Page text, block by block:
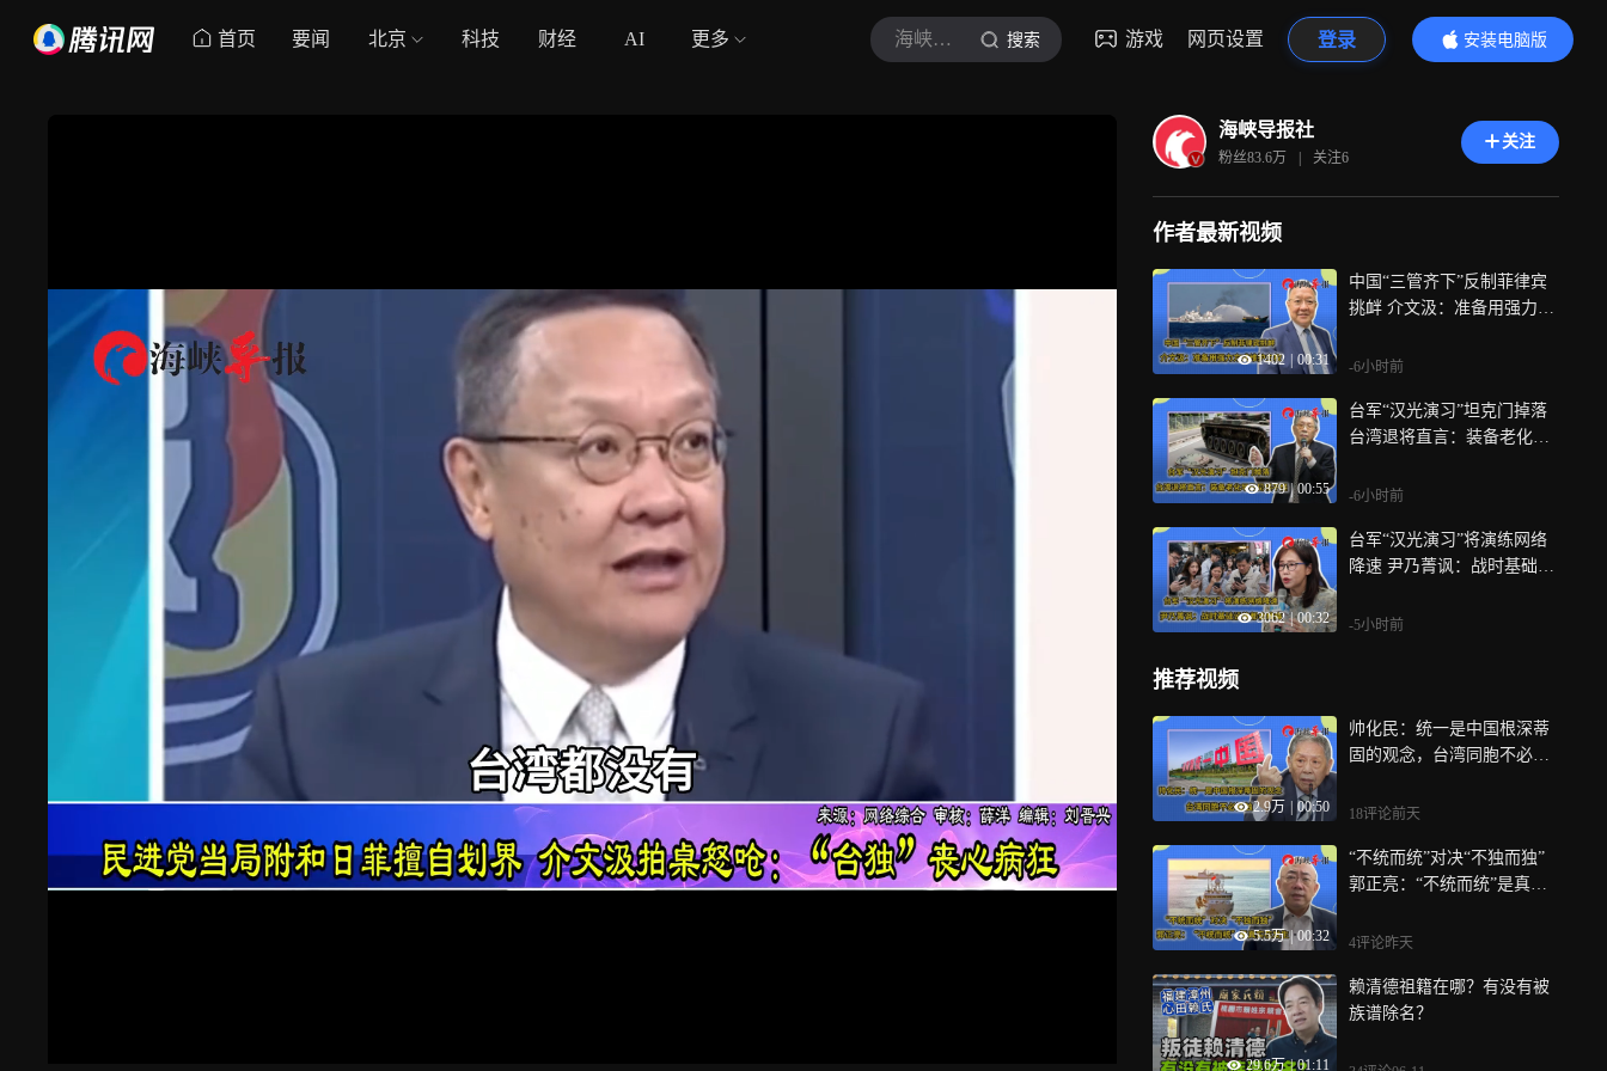
首页 要闻 北京 科技 财经 AI 更多 海峡导报社 搜索 游戏 网页设置 登录
安装电脑版
内容更精彩
海峡导报社
粉丝83.6万 | 关注6
关注
作者最新视频
1402 00:31
中国“三管齐下”反制菲律宾
挑衅 介文汲：准备用强力方
-6小时前
879 | 00:55
台军“汉光演习”坦克门掉落
台湾退将直言：装备老化早
-6小时前
3062 | 00:32
台军“汉光演习”将演练网络
降速 尹乃菁讽：战时基础设
-5小时前
推荐视频
2.9万 00:50
帅化民：统一是中国根深蒂
固的观念，台湾同胞不必抵
18评论前天
5.5万 | 00:32
“不统而统”对决“不独而独”
郭正亮：“不统而统”是真实
4评论昨天
29.6万 | 01:11
赖清德祖籍在哪？有没有被
族谱除名？